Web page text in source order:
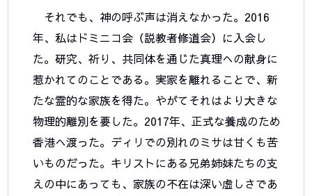
それでも、神の呼ぶ声は消えなかった。2016
年、私はドミニコ会（説教者修道会）に入会し
た。研究、祈り、共同体を通じた真理への献身に
惹かれてのことである。実家を離れることで、新
たな霊的な家族を得た。やがてそれはより大きな
物理的離別を要した。2017年、正式な養成のため
香港へ渡った。ディリでの別れのミサは甘くも苦
いものだった。キリストにある兄弟姉妹たちの支
えの中にあっても、家族の不在は深い虚しさであ